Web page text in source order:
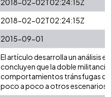
2018-02-02T02:24:15Z
2018-02-02T02:24:15Z
2015-09-01
El artículo desarrolla un análisis
concluyen que la doble
comportamientos tránsfugas de
poco a poco a otros escenarios